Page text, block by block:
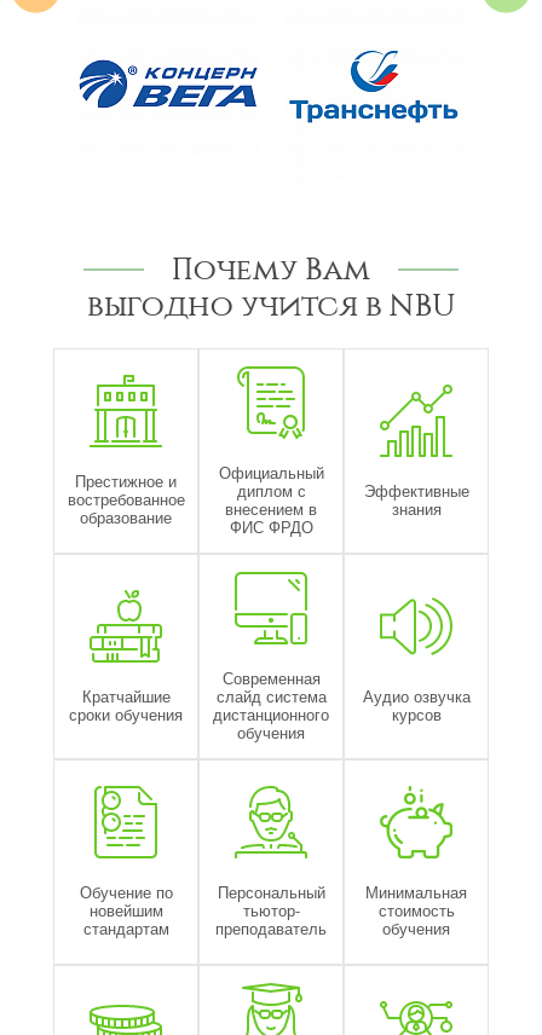
Почему Вам
выгодно учится в NBU
Престижное и
востребованное
образование
Официальный
диплом с
внесением в
ФИС ФРДО
Эффективные
знания
Кратчайшие
сроки обучения
Современная
слайд система
дистанционного
обучения
Аудио озвучка
курсов
Обучение по
новейшим
стандартам
Персональный
тьютор-
преподаватель
Минимальная
стоимость
обучения